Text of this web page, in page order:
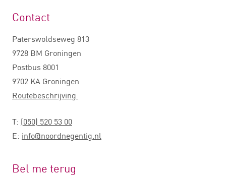
Contact
Paterswoldseweg 813
9728 BM Groningen
Postbus 8001
9702 KA Groningen
Routebeschrijving
T: (050) 520 53 00
E: info@noordnegentig.nl
Bel me terug